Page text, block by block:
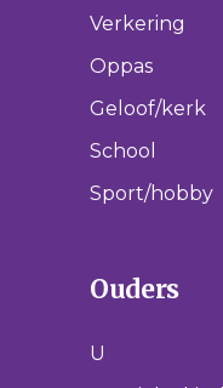
Verkering
Oppas
Geloof/kerk
School
Sport/hobby
Ouders
U